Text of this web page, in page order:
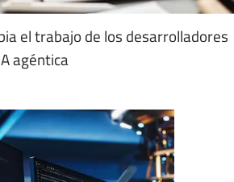
el trabajo de los desarrolladores
agéntica